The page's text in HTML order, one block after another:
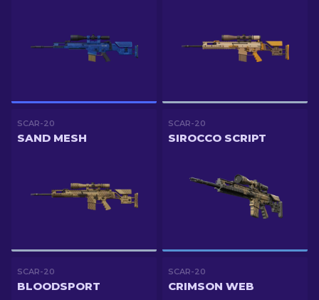
SCAR-20
SAND MESH
SCAR-20
SIROCCO SCRIPT
SCAR-20
BLOODSPORT
SCAR-20
CRIMSON WEB